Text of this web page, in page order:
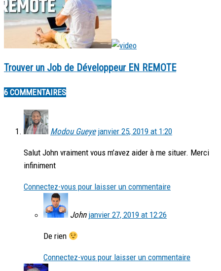
Trouver un Job de Développeur EN REMOTE
6 COMMENTAIRES
Modou Gueye janvier 25, 2019 at 1:20
Salut John vraiment vous m’avez aider à me situer. Merci
infiniment
Connectez-vous pour laisser un commentaire
John janvier 27, 2019 at 12:26
De rien
Connectez-vous pour laisser un commentaire